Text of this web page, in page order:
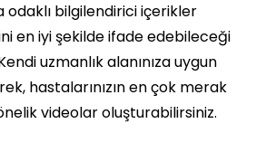
bilgilendirici içerikler
en iyi şekilde ifade edebileceği
uzmanlık alanınıza uygun
hastalarınızın en çok merak
videolar oluşturabilirsiniz.